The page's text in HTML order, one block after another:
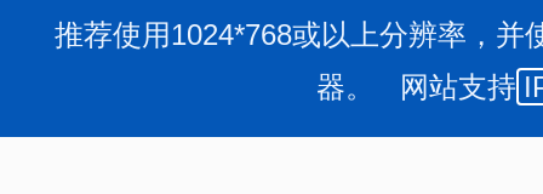
推荐使用1024*768或以上分辨率，并
器。 网站支持